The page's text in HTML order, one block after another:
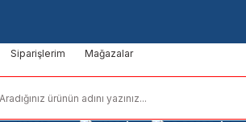
Siparişlerim Mağazalar